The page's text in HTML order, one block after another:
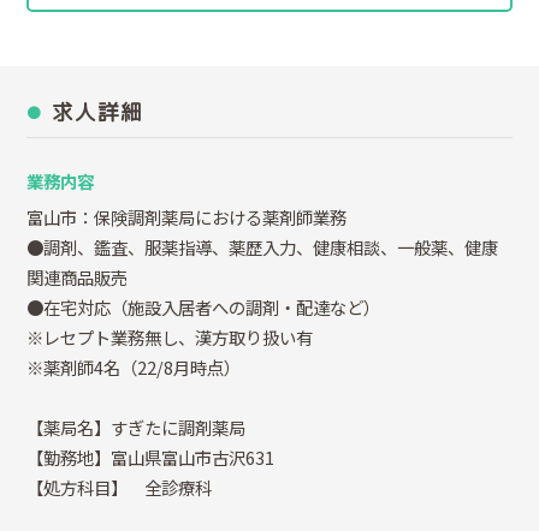
求人詳細
業務内容
富山市：保険調剤薬局における薬剤師業務
●調剤、鑑査、服薬指導、薬歴入力、健康相談、一般薬、健康
関連商品販売
●在宅対応（施設入居者への調剤・配達など）
※レセプト業務無し、漢方取り扱い有
※薬剤師4名（22/8月時点）
【薬局名】すぎたに調剤薬局
【勤務地】富山県富山市古沢631
【処方科目】 全診療科